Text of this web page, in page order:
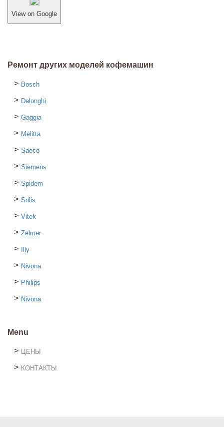
View on Google
Ремонт других моделей кофемашин
Bosch
Delonghi
Gaggia
Melitta
Saeco
Siemens
Spidem
Solis
Vitek
Zelmer
Illy
Nivona
Philips
Nivona
Menu
ЦЕНЫ
КОНТАКТЫ